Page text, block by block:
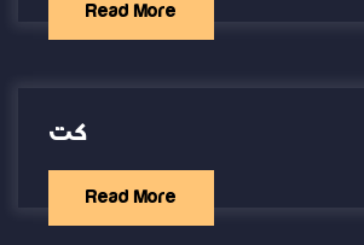
Read More
كت
Read More